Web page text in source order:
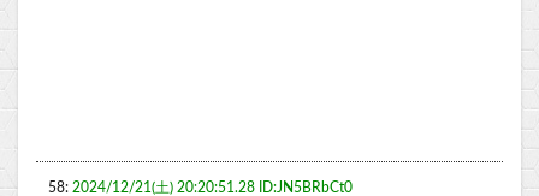
58: 2024/12/21(土) 20:20:51.28 ID:JN5BRbCt0